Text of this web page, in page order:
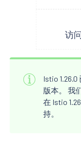
访
Istio 1.26.0
版本。 我
在 Istio
持。